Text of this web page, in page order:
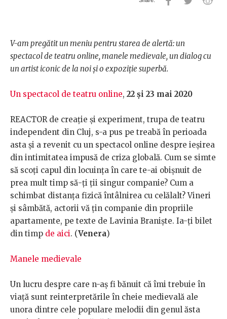
V-am pregătit un meniu pentru starea de alertă: un
spectacol de teatru online, manele medievale, un dialog cu
un artist iconic de la noi și o expoziție superbă.
Un spectacol de teatru online, 22 și 23 mai 2020
REACTOR de creație și experiment, trupa de teatru
independent din Cluj, s-a pus pe treabă în perioada
asta și a revenit cu un spectacol online despre ieșirea
din intimitatea impusă de criza globală. Cum se simte
să scoți capul din locuința în care te-ai obișnuit de
prea mult timp să-ți ții singur companie? Cum a
schimbat distanța fizică întâlnirea cu celălalt? Vineri
și sâmbătă, actorii vă țin companie din propriile
apartamente, pe texte de Lavinia Braniște. Ia-ți bilet
din timp de aici. (Venera)
Manele medievale
Un lucru despre care n-aș fi bănuit că îmi trebuie în
viață sunt reinterpretările în cheie medievală ale
unora dintre cele populare melodii din genul ăsta